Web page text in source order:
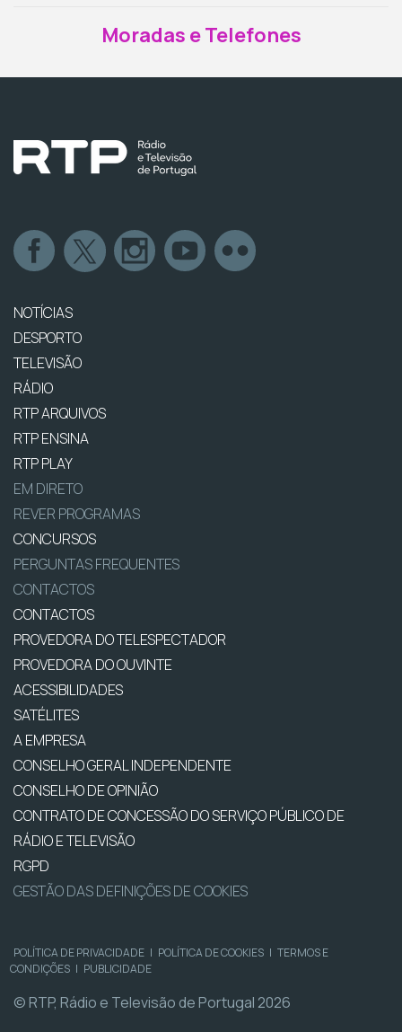
Moradas e Telefones
NOTÍCIAS
DESPORTO
TELEVISÃO
RÁDIO
RTP ARQUIVOS
RTP ENSINA
RTP PLAY
EM DIRETO
REVER PROGRAMAS
CONCURSOS
PERGUNTAS FREQUENTES
CONTACTOS
CONTACTOS
PROVEDORA DO TELESPECTADOR
PROVEDORA DO OUVINTE
ACESSIBILIDADES
SATÉLITES
A EMPRESA
CONSELHO GERAL INDEPENDENTE
CONSELHO DE OPINIÃO
CONTRATO DE CONCESSÃO DO SERVIÇO PÚBLICO DE
RÁDIO E TELEVISÃO
RGPD
GESTÃO DAS DEFINIÇÕES DE COOKIES
POLÍTICA DE PRIVACIDADE | POLÍTICA DE COOKIES | TERMOS E
CONDIÇÕES | PUBLICIDADE
© RTP, Rádio e Televisão de Portugal 2026